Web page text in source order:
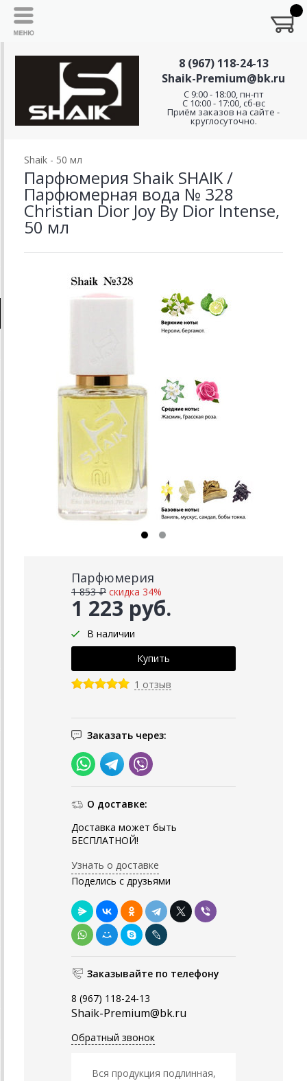
8 (967) 118-24-13
Shaik-Premium@bk.ru
C 9:00 - 18:00, пн-пт
С 10:00 - 17:00, сб-вс
Приём заказов на сайте -
круглосуточно.
Shaik - 50 мл
Парфюмерия Shaik SHAIK /
Парфюмерная вода № 328
Christian Dior Joy By Dior Intense,
50 мл
Парфюмерия
1 223 руб.
1 853 ₽ скидка 34%
В наличии
1 отзыв
Заказать через:
О доставке:
Доставка может быть
БЕСПЛАТНОЙ!
Узнать о доставке
Поделись с друзьями
Заказывайте по телефону
8 (967) 118-24-13
Shaik-Premium@bk.ru
Обратный звонок
Вся продукция подлинная,